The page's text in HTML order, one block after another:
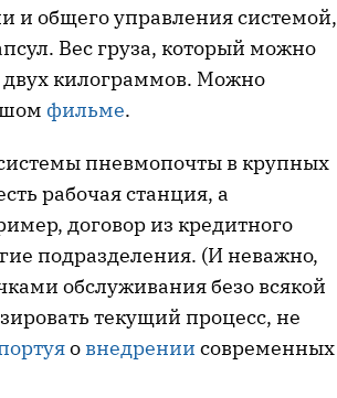
и общего управления системой,
Вес груза, который можно
двух килограммов. Можно
фильме.
пневмопочты в крупных
рабочая станция, а
договор из кредитного
подразделения. (И неважно,
обслуживания безо всякой
текущий процесс, не
о внедрении современных